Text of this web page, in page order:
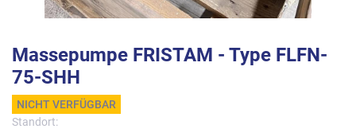
Massepumpe FRISTAM - Type FLFN-
75-SHH
NICHT VERFÜGBAR
Standort: